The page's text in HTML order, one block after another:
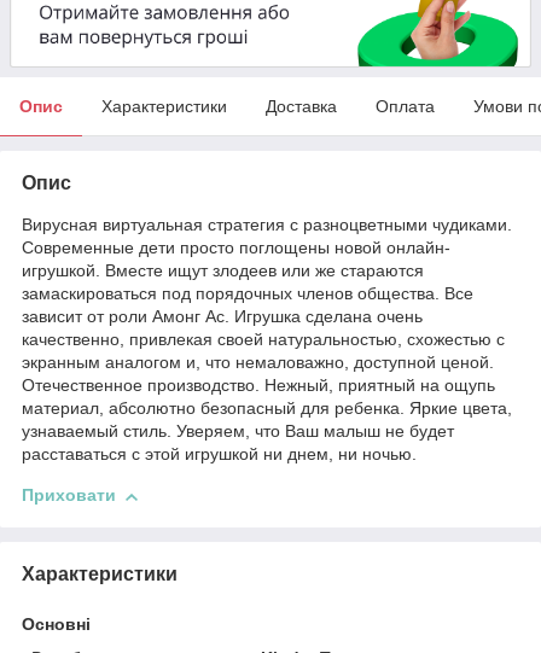
Опис Характеристики Доставка Оплата Умови
Опис
Вирусная виртуальная стратегия с разноцветными чудиками.
Современные дети просто поглощены новой онлайн-
игрушкой. Вместе ищут злодеев или же стараются
замаскироваться под порядочных членов общества. Все
зависит от роли Амонг Ас. Игрушка сделана очень
качественно, привлекая своей натуральностью, схожестью с
экранным аналогом и, что немаловажно, доступной ценой.
Отечественное производство. Нежный, приятный на ощупь
материал, абсолютно безопасный для ребенка. Яркие цвета,
узнаваемый стиль. Уверяем, что Ваш малыш не будет
расставаться с этой игрушкой ни днем, ни ночью.
Приховати
Характеристики
Основні